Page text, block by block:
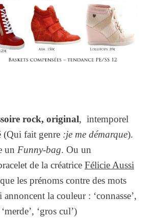
rock, original, intemporel
(Qui fait genre :je me démarque).
un Funny-bag. Ou un
de la créatrice Félicie Aussi
les prénoms contre des mots
annoncent la couleur : ‘connasse’,
‘merde’, ‘gros cul’)